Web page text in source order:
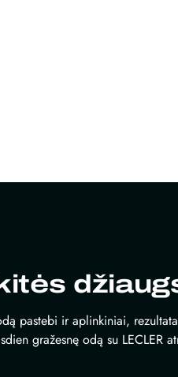
pastebi ir aplinkiniai,
gražesnę odą su LECLER